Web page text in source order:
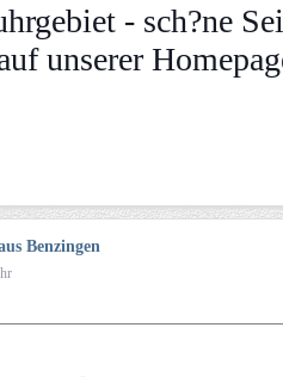
- sch?ne
unserer
Benzingen